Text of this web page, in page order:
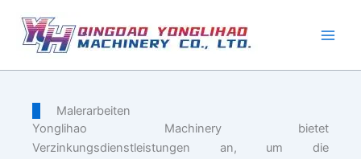
Inhalt
springen
Malerarbeiten
Yonglihao Machinery bietet
Verzinkungsdienstleistungen an, um die